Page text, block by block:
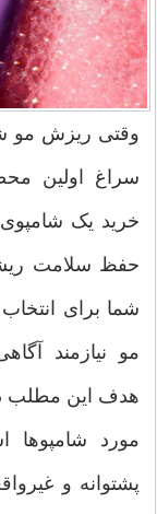
وقتی ریزش مو
سراغ اولین
خرید یک
حفظ سلامت
شما برای
مو نیازمند
هدف این مطلب
مورد شامپوها
پشتوانه و